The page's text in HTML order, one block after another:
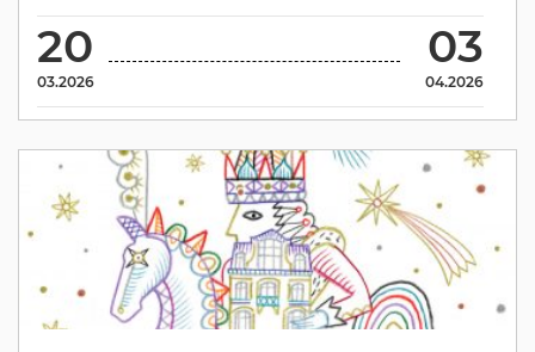
20
03.2026
03
04.2026